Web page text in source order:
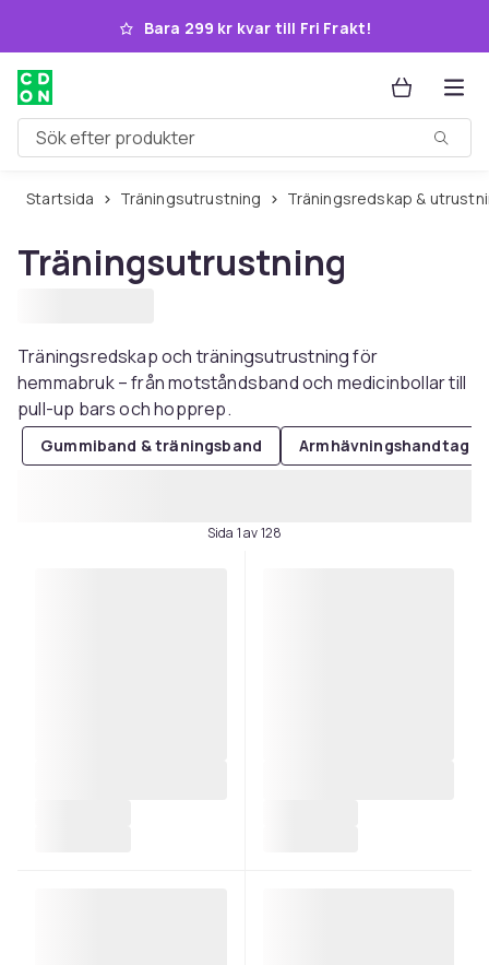
Hoppa till huvudinnehållet
Bara 299 kr kvar till Fri Frakt!
Sök efter produkter
Startsida Träningsutrustning Träningsredskap &
Träningsutrustning
Träningsredskap och träningsutrustning för
hemmabruk – från motståndsband och medicinbollar till
pull-up bars och hopprep.
Gummiband & träningsband Armhävningshandtag &
Sida 1 av 128